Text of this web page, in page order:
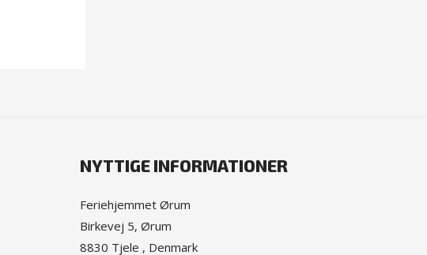
NYTTIGE INFORMATIONER
Feriehjemmet Ørum
Birkevej 5, Ørum
8830 Tjele , Denmark